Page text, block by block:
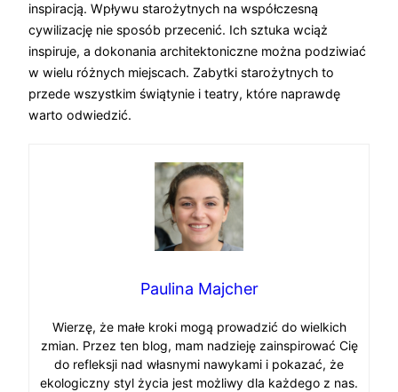
inspiracją. Wpływu starożytnych na współczesną
cywilizację nie sposób przecenić. Ich sztuka wciąż
inspiruje, a dokonania architektoniczne można podziwiać
w wielu różnych miejscach. Zabytki starożytnych to
przede wszystkim świątynie i teatry, które naprawdę
warto odwiedzić.
Paulina Majcher
Wierzę, że małe kroki mogą prowadzić do wielkich
zmian. Przez ten blog, mam nadzieję zainspirować Cię
do refleksji nad własnymi nawykami i pokazać, że
ekologiczny styl życia jest możliwy dla każdego z nas.